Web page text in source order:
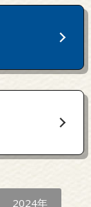
2024年